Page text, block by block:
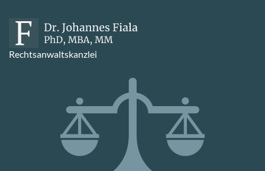
Rechtsanwaltskanzlei